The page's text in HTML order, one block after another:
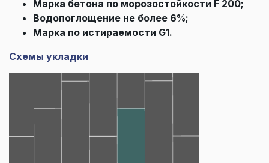
Марка бетона по морозостойкости F 200;
Водопоглощение не более 6%;
Марка по истираемости G1.
Схемы укладки